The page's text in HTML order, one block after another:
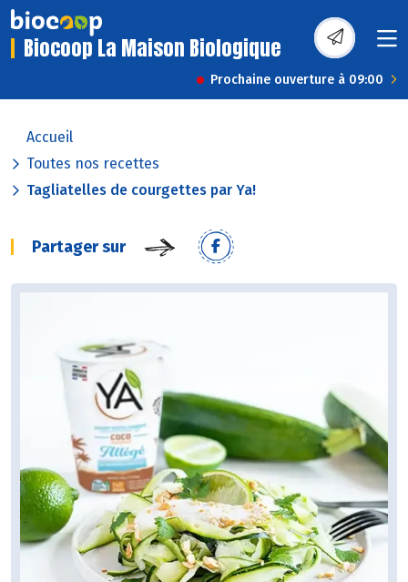
Biocoop La Maison Biologique
Prochaine ouverture à 09:00
Accueil
Toutes nos recettes
Tagliatelles de courgettes par Ya!
Partager sur